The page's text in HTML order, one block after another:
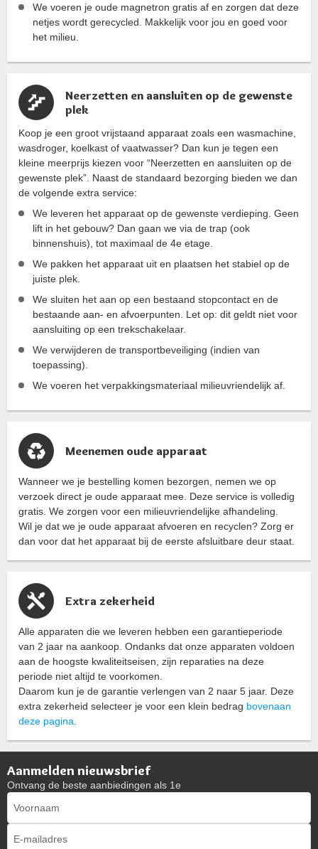
We voeren je oude magnetron gratis af en zorgen dat deze
netjes wordt gerecycled. Makkelijk voor jou en goed voor
het milieu.
Neerzetten en aansluiten op de gewenste
plek
Koop je een groot vrijstaand apparaat zoals een wasmachine,
wasdroger, koelkast of vaatwasser? Dan kun je tegen een
kleine meerprijs kiezen voor “Neerzetten en aansluiten op de
gewenste plek”. Naast de standaard bezorging bieden we dan
de volgende extra service:
We leveren het apparaat op de gewenste verdieping. Geen
lift in het gebouw? Dan gaan we via de trap (ook
binnenshuis), tot maximaal de 4e etage.
We pakken het apparaat uit en plaatsen het stabiel op de
juiste plek.
We sluiten het aan op een bestaand stopcontact en de
bestaande aan- en afvoerpunten. Let op: dit geldt niet voor
aansluiting op een trekschakelaar.
We verwijderen de transportbeveiliging (indien van
toepassing).
We voeren het verpakkingsmateriaal milieuvriendelijk af.
Meenemen oude apparaat
Wanneer we je bestelling komen bezorgen, nemen we op
verzoek direct je oude apparaat mee. Deze service is volledig
gratis. We zorgen voor een milieuvriendelijke afhandeling.
Wil je dat we je oude apparaat afvoeren en recyclen? Zorg er
dan voor dat het apparaat bij de eerste afsluitbare deur staat.
Extra zekerheid
Alle apparaten die we leveren hebben een garantieperiode
van 2 jaar na aankoop. Ondanks dat onze apparaten voldoen
aan de hoogste kwaliteitseisen, zijn reparaties na deze
periode niet altijd te voorkomen.
Daarom kun je de garantie verlengen van 2 naar 5 jaar. Deze
extra zekerheid selecteer je voor een klein bedrag bovenaan
deze pagina
Aanmelden nieuwsbrief
Ontvang de beste aanbiedingen als 1e